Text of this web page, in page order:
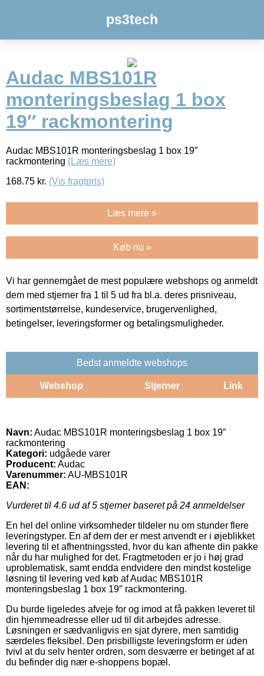
ps3tech
Audac MBS101R
monteringsbeslag 1 box
19″ rackmontering
Audac MBS101R monteringsbeslag 1 box 19″
rackmontering (Læs mere)
168.75 kr. (Vis fragtpris)
Læs mere »
Køb nu »
Vi har gennemgået de mest populære webshops og anmeldt
dem med stjerner fra 1 til 5 ud fra bl.a. deres prisniveau,
sortimentstørrelse, kundeservice, brugervenlighed,
betingelser, leveringsformer og betalingsmuligheder.
Bedst anmeldte webshops
Webshop Stjerner Link
Navn: Audac MBS101R monteringsbeslag 1 box 19″
rackmontering
Kategori: udgåede varer
Producent: Audac
Varenummer: AU-MBS101R
EAN:
Vurderet til 4.6 ud af 5 stjerner baseret på 24 anmeldelser
En hel del online virksomheder tildeler nu om stunder flere
leveringstyper. En af dem der er mest anvendt er i øjeblikket
levering til et afhentningssted, hvor du kan afhente din pakke
når du har mulighed for det. Fragtmetoden er jo i høj grad
uproblematisk, samt endda endvidere den mindst kostelige
løsning til levering ved køb af Audac MBS101R
monteringsbeslag 1 box 19″ rackmontering.
Du burde ligeledes afveje for og imod at få pakken leveret til
din hjemmeadresse eller ud til dit arbejdes adresse.
Løsningen er sædvanligvis en sjat dyrere, men samtidig
særdeles fleksibel. Den prisbilligste leveringsform er uden
tvivl at du selv henter ordren, som desværre er betinget af at
du befinder dig nær e-shoppens bopæl.